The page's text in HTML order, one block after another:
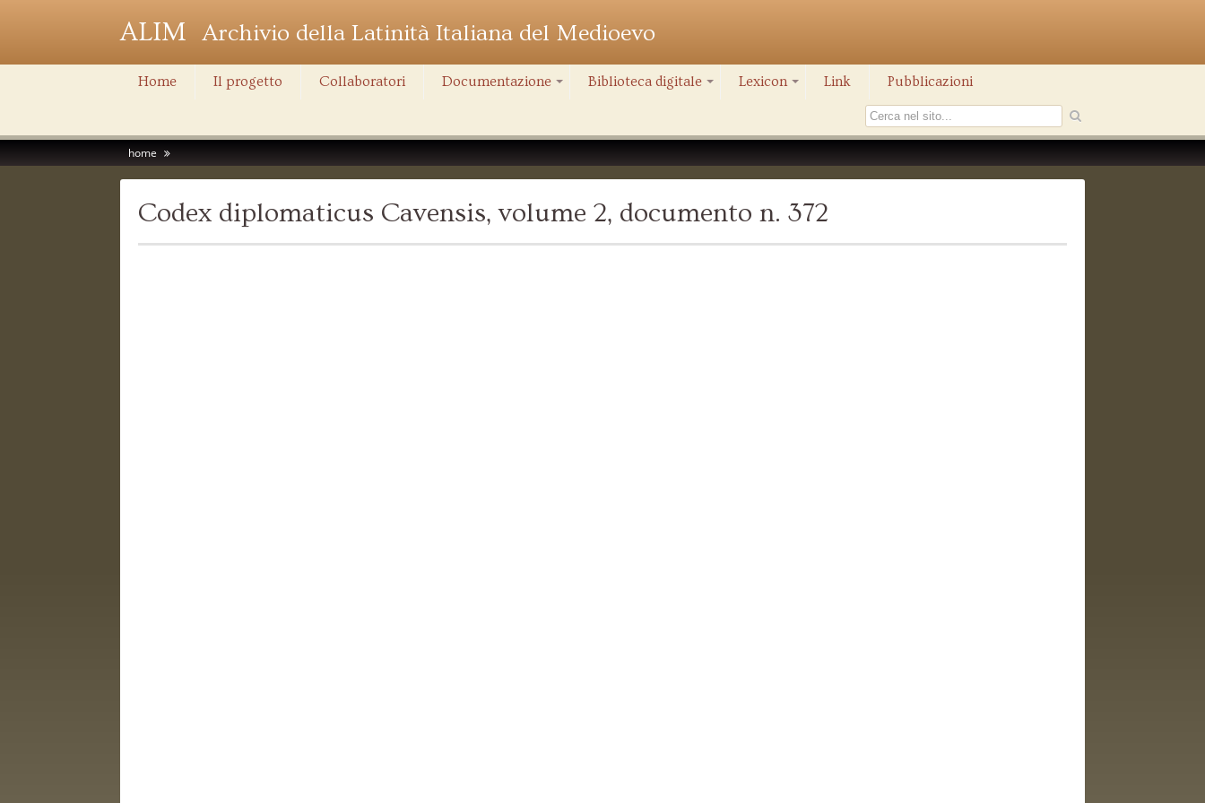
ALIM Archivio della Latinità Italiana del Medioevo
Home Il progetto Collaboratori Documentazione Biblioteca digitale Lexicon Link Pubblicazioni
home
Codex diplomaticus Cavensis, volume 2, documento n. 372